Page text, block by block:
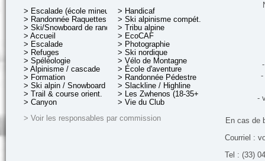
> Escalade (école mineurs)
> Randonnée Raquettes
> Ski/Snowboard de rando.
> Accueil
> Escalade
> Refuges
> Spéléologie
> Alpinisme / cascade
> Formation
> Ski alpin / Snowboard
> Trail & course orient.
> Canyon
> Handicaf
> Ski alpinisme compét.
> Tribu alpine
> EcoCAF
> Photographie
> Ski nordique
> Vélo de Montagne
> École d'aventure
> Randonnée Pédestre
> Slackline / Highline
> Les Zwhenos (18-35+ ans)
> Vie du Club
> Voir les responsables par commission
-
-
En cas de
Courriel :
Tel : (33)